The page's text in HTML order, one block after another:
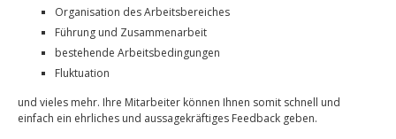
Organisation des Arbeitsbereiches
Führung und Zusammenarbeit
bestehende Arbeitsbedingungen
Fluktuation
und vieles mehr. Ihre Mitarbeiter können Ihnen somit schnell und
einfach ein ehrliches und aussagekräftiges Feedback geben.